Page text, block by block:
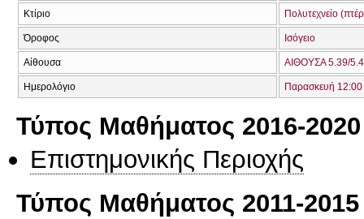
Κτίριο Πολυτεχνείο
Όροφος Ισόγειο
Αίθουσα ΑΙΘΟΥΣΑ 5.39/
Ημερολόγιο Παρασκευή
Τύπος Μαθήματος 2016-2020
Επιστημονικής Περιοχής
Τύπος Μαθήματος 2011-2015